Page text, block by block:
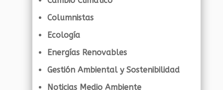
Columnistas
Ecología
Energías Renovables
Gestión Ambiental y Sostenibilidad
Noticias Medio Ambiente